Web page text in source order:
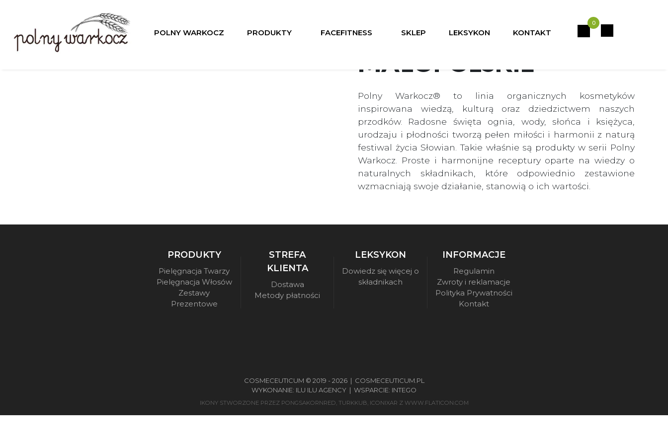
POLNY WARKOCZ PRODUKTY FACEFITNESS SKLEP LEKSYKON KONTAKT
0
MAŁOPOLSKIE
Polny Warkocz® to linia organicznych kosmetyków
inspirowana wiedzą, kulturą oraz dziedzictwem naszych
przodków. Radosne święta ognia, wody, słońca i księżyca,
urodzaju i płodności tworzą pełen miłości i harmonii z naturą
festiwal życia Słowian. Takie właśnie są produkty w serii Polny
Warkocz. Proste i harmonijne receptury oparte na wiedzy o
naturalnych składnikach, które odpowiednio zestawione
wzmacniają swoje działanie, stanowią o ich wartości.
PRODUKTY
Pielęgnacja Twarzy
Pielęgnacja Włosów
Zestawy
Prezentowe
STREFA
KLIENTA
Dostawa
Metody płatności
LEKSYKON
Dowiedz się więcej o
składnikach
INFORMACJE
Regulamin
Zwroty i reklamacje
Polityka Prywatności
Kontakt
COSMECEUTICUM © 2019 - 2026 | COSMECEUTICUM.PL
WYKONANIE: ILU ILU AGENCY | WSPARCIE: INTEGO
IKONY STWORZONE PRZEZ PONGSAKORNRED, TURKKUB, ICONIXAR Z WWW.FLATICON.COM